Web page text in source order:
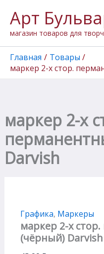
содержимому
Арт
магазин товаров для
Главная
Товары
маркер 2-х стор.
маркер 2-х
Darvish
Графика, Маркеры
маркер 2-х
(чёрный) Darvish